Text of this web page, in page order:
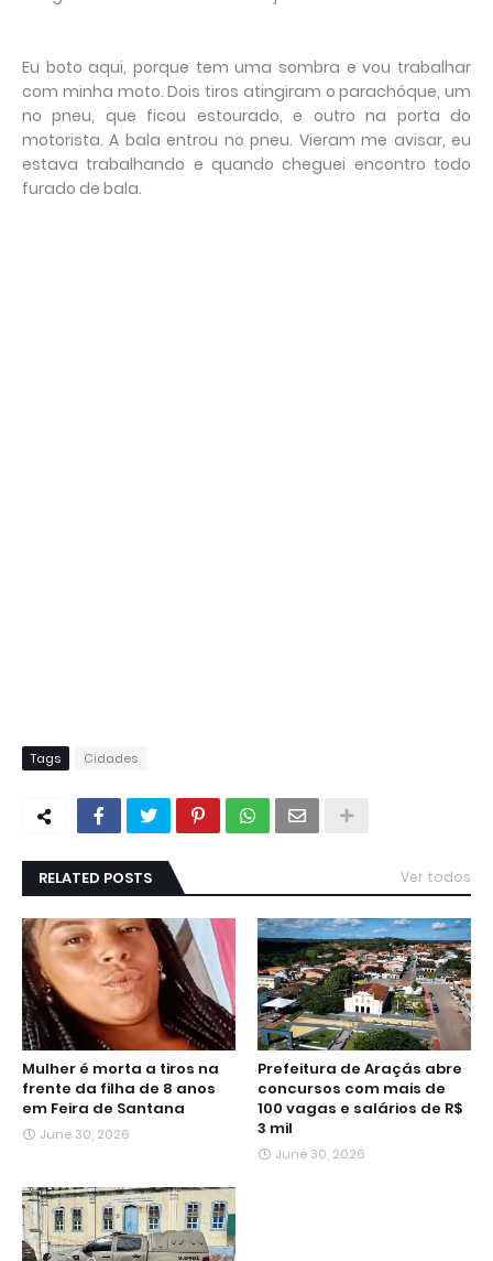
Eu boto aqui, porque tem uma sombra e vou trabalhar
com minha moto. Dois tiros atingiram o parachóque, um
no pneu, que ficou estourado, e outro na porta do
motorista. A bala entrou no pneu. Vieram me avisar, eu
estava trabalhando e quando cheguei encontro todo
furado de bala.
Tags Cidades
RELATED POSTS Ver todos
Mulher é morta a tiros na
frente da filha de 8 anos
em Feira de Santana
June 30, 2026
Prefeitura de Araçás abre
concursos com mais de
100 vagas e salários de R$
3 mil
June 30, 2026